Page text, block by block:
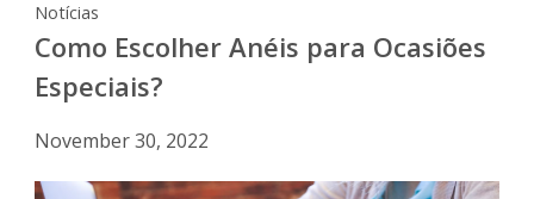
Notícias
Como Escolher Anéis para Ocasiões
Especiais?
November 30, 2022